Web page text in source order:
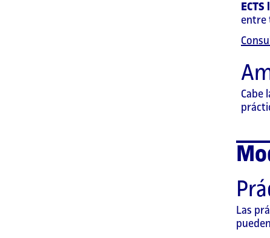
entre
Cabe
Las